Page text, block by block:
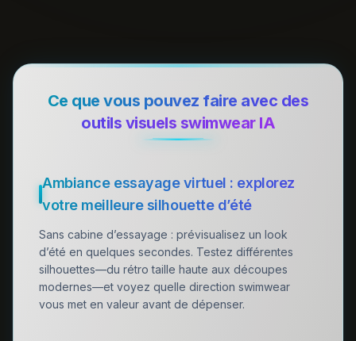
Ce que vous pouvez faire avec des
outils visuels swimwear IA
Ambiance essayage virtuel : explorez
votre meilleure silhouette d’été
Sans cabine d’essayage : prévisualisez un look
d’été en quelques secondes. Testez différentes
silhouettes—du rétro taille haute aux découpes
modernes—et voyez quelle direction swimwear
vous met en valeur avant de dépenser.